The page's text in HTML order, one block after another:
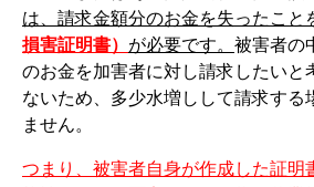
は、請求金額分のお金を失ったこと
損害証明書） が必要です。 被害者の
のお金を加害者に対し請求したいと
ないため、多少水増しして請求する
ません。
つまり、被害者自身が作成した証明